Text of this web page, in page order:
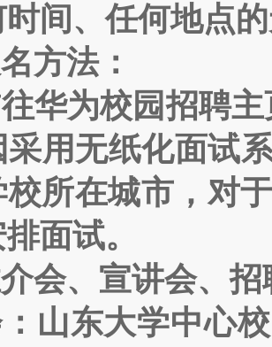
时间、任何地点
方法：
华为校园招聘
用无纸化面试
校所在城市，对
面试。
会、宣讲会、
山东大学中心